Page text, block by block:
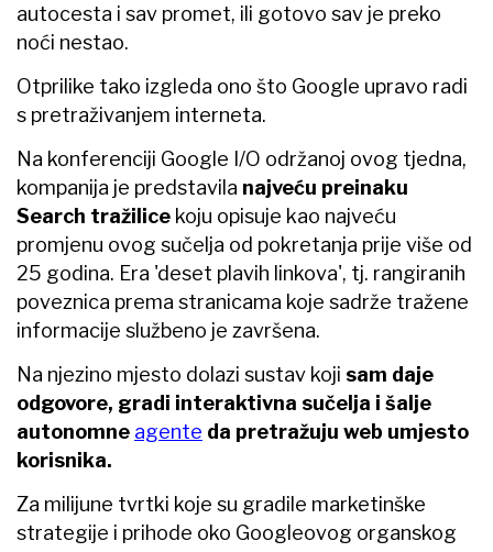
autocesta i sav promet, ili gotovo sav je preko
noći nestao.
Otprilike tako izgleda ono što Google upravo radi
s pretraživanjem interneta.
Na konferenciji Google I/O održanoj ovog tjedna,
kompanija je predstavila najveću preinaku
Search tražilice koju opisuje kao najveću
promjenu ovog sučelja od pokretanja prije više od
25 godina. Era 'deset plavih linkova', tj. rangiranih
poveznica prema stranicama koje sadrže tražene
informacije službeno je završena.
Na njezino mjesto dolazi sustav koji sam daje
odgovore, gradi interaktivna sučelja i šalje
autonomne agente da pretražuju web umjesto
korisnika.
Za milijune tvrtki koje su gradile marketinške
strategije i prihode oko Googleovog organskog